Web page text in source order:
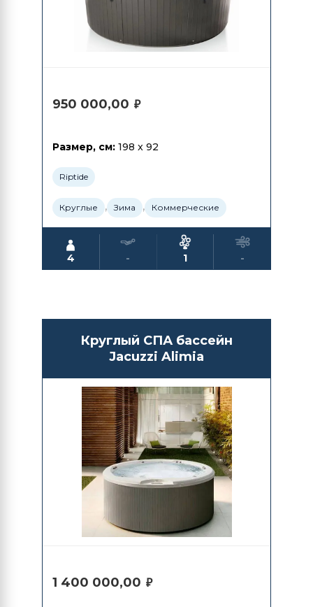
950 000,00 ₽
Размер, см: 198 x 92
Riptide
Круглые , Зима , Коммерческие
4 - 1 -
Круглый СПА бассейн
Jacuzzi Alimia
1 400 000,00 ₽